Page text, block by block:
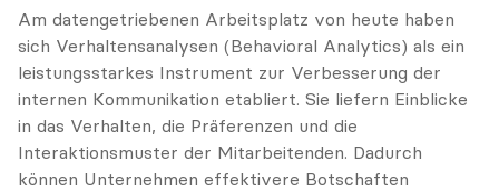
Am datengetriebenen Arbeitsplatz von heute haben
sich Verhaltensanalysen (Behavioral Analytics) als ein
leistungsstarkes Instrument zur Verbesserung der
internen Kommunikation etabliert. Sie liefern Einblicke
in das Verhalten, die Präferenzen und die
Interaktionsmuster der Mitarbeitenden. Dadurch
können Unternehmen effektivere Botschaften